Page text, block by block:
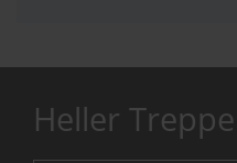
Heller